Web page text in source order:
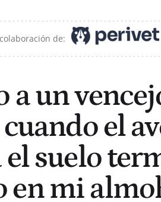
de:
a un
el
el suelo
mi